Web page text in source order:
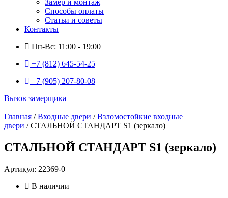
Замер и монтаж
Способы оплаты
Статьи и советы
Контакты
Пн-Вс: 11:00 - 19:00
+7 (812) 645-54-25
+7 (905) 207-80-08
Вызов замерщика
Главная /Входные двери /Взломостойкие входные
двери / СТАЛЬНОЙ СТАНДАРТ S1 (зеркало)
СТАЛЬНОЙ СТАНДАРТ S1 (зеркало)
Артикул: 22369-0
В наличии